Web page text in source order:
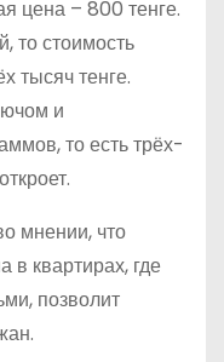
цена – 800 тенге.
то стоимость
тысяч тенге.
и
то есть трёх-
мнении, что
в квартирах, где
позволит